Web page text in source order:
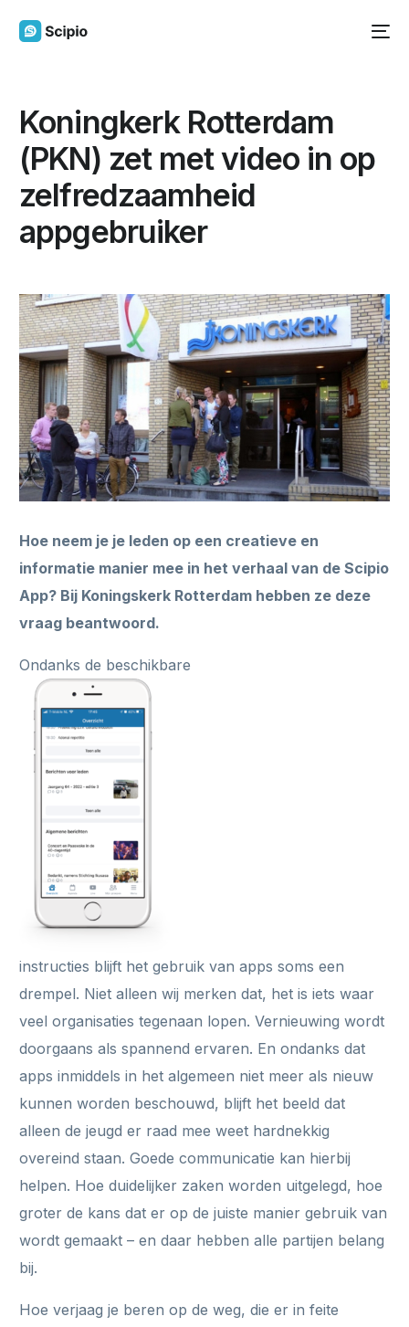
Koningkerk Rotterdam
(PKN) zet met video in op
zelfredzaamheid
appgebruiker
Hoe neem je je leden op een creatieve en
informatie manier mee in het verhaal van de Scipio
App? Bij Koningskerk Rotterdam hebben ze deze
vraag beantwoord.
Ondanks de beschikbare
instructies blijft het gebruik van apps soms een
drempel. Niet alleen wij merken dat, het is iets waar
veel organisaties tegenaan lopen. Vernieuwing wordt
doorgaans als spannend ervaren. En ondanks dat
apps inmiddels in het algemeen niet meer als nieuw
kunnen worden beschouwd, blijft het beeld dat
alleen de jeugd er raad mee weet hardnekkig
overeind staan. Goede communicatie kan hierbij
helpen. Hoe duidelijker zaken worden uitgelegd, hoe
groter de kans dat er op de juiste manier gebruik van
wordt gemaakt – en daar hebben alle partijen belang
bij.
Hoe verjaag je beren op de weg, die er in feite